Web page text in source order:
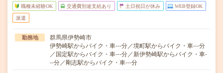
職種未経験OK 交通費別途支給あり 土日祝日が休み WEB登録OK
派遣
勤務地
群馬県伊勢崎市
伊勢崎駅からバイク・車---分／境町駅からバイク・車---分
／国定駅からバイク・車---分／新伊勢崎駅からバイク・車-
--分／剛志駅からバイク・車---分